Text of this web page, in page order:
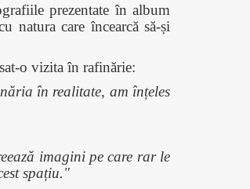
prezentate în album
natura care încearcă să-și
o vizita în rafinărie:
în realitate, am înțeles
imagini pe care rar le
spațiu."